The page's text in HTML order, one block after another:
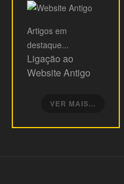
Artigos em
destaque...
Ligação ao
Website Antigo
VER MAIS...